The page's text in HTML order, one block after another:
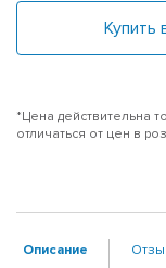
Купить
*Цена действительна
отличаться от цен в
Описание